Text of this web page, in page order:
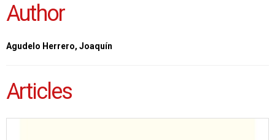
Author
Agudelo Herrero, Joaquín
Articles